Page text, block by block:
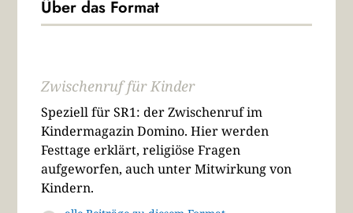
Über das Format
Zwischenruf für Kinder
Speziell für SR1: der Zwischenruf im
Kindermagazin Domino. Hier werden
Festtage erklärt, religiöse Fragen
aufgeworfen, auch unter Mitwirkung von
Kindern.